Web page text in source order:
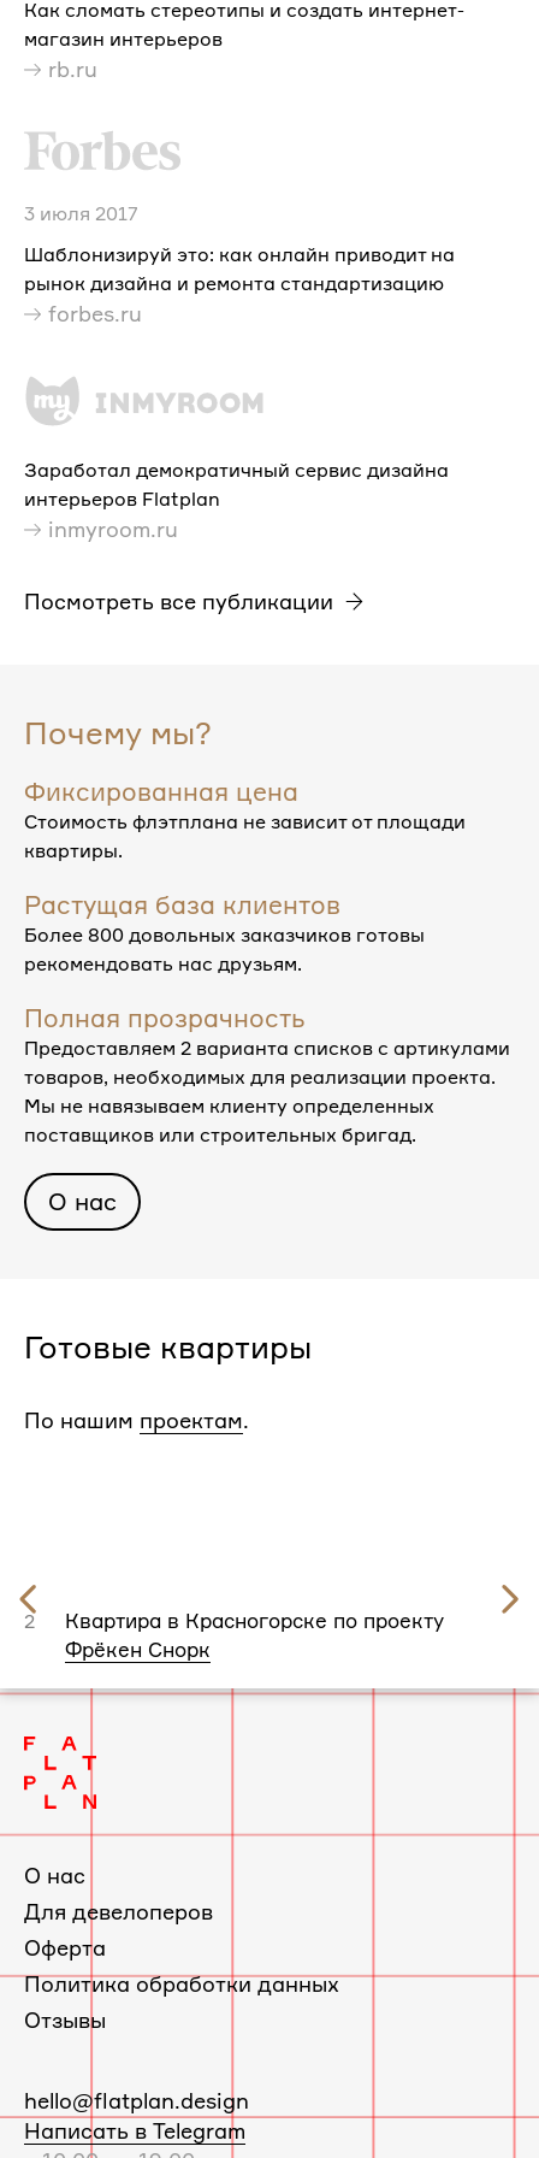
Как сломать стереотипы и создать интернет-
магазин интерьеров
rb.ru
3 июля 2017
Шаблонизируй это: как онлайн приводит на
рынок дизайна и ремонта стандартизацию
forbes.ru
Заработал демократичный сервис дизайна
интерьеров Flatplan
inmyroom.ru
Посмотреть все публикации
Почему мы?
Фиксированная цена
Стоимость флэтплана не зависит от площади
квартиры.
Растущая база клиентов
Более 800 довольных заказчиков готовы
рекомендовать нас друзьям.
Полная прозрачность
Предоставляем 2 варианта списков с артикулами
товаров, необходимых для реализации проекта.
Мы не навязываем клиенту определенных
поставщиков или строительных бригад.
О нас
Готовые квартиры
По нашим проектам.
2
Квартира в Красногорске по проекту
Фрёкен Снорк
слайд
О нас
Для девелоперов
Оферта
Политика обработки данных
Отзывы
E-
mail:
hello@flatplan.design
Написать в Telegram